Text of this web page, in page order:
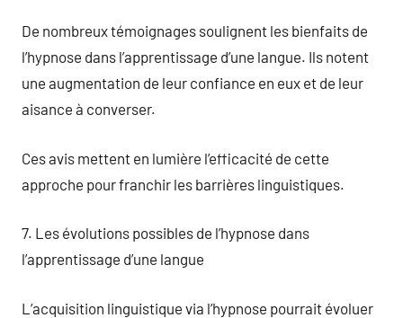
De nombreux témoignages soulignent les bienfaits de
l’hypnose dans l’apprentissage d’une langue. Ils notent
une augmentation de leur confiance en eux et de leur
aisance à converser.
Ces avis mettent en lumière l’efficacité de cette
approche pour franchir les barrières linguistiques.
7. Les évolutions possibles de l’hypnose dans
l’apprentissage d’une langue
L’acquisition linguistique via l’hypnose pourrait évoluer